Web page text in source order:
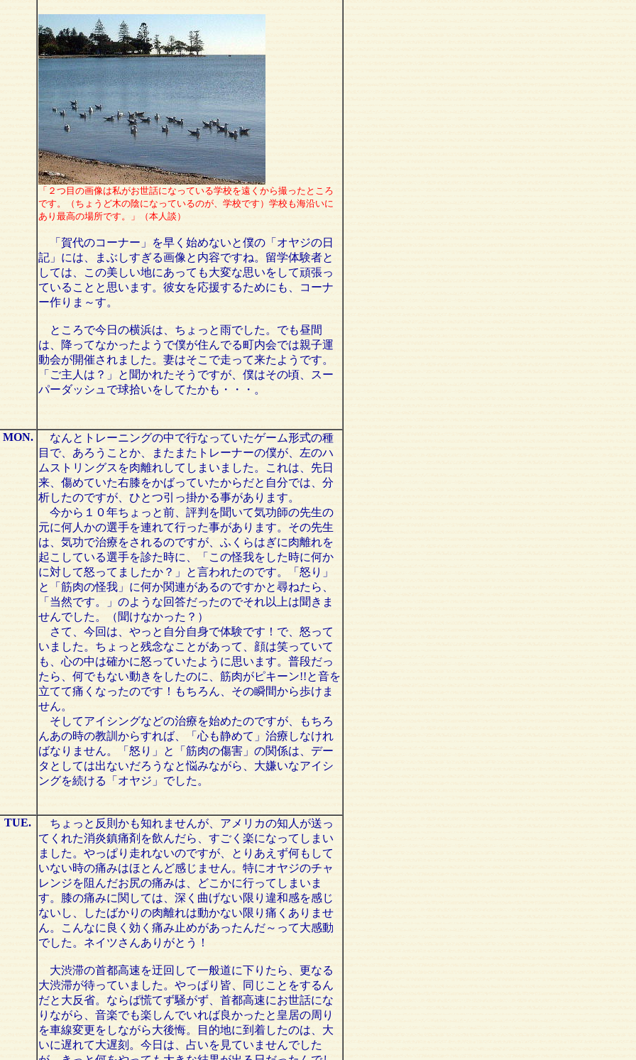
「２つ目の画像は私がお世話になっている学校を遠くから撮ったところ
です。（ちょうど木の陰になっているのが、学校です）学校も海沿いに
あり最高の場所です。」（本人談）
「賀代のコーナー」を早く始めないと僕の「オヤジの日
記」には、まぶしすぎる画像と内容ですね。留学体験者と
しては、この美しい地にあっても大変な思いをして頑張っ
ていることと思います。彼女を応援するためにも、コーナ
ー作りま～す。
ところで今日の横浜は、ちょっと雨でした。でも昼間
は、降ってなかったようで僕が住んでる町内会では親子運
動会が開催されました。妻はそこで走って来たようです。
「ご主人は？」と聞かれたそうですが、僕はその頃、スー
パーダッシュで球拾いをしてたかも・・・。
MON.
なんとトレーニングの中で行なっていたゲーム形式の種
目で、あろうことか、またまたトレーナーの僕が、左のハ
ムストリングスを肉離れしてしまいました。これは、先日
来、傷めていた右膝をかばっていたからだと自分では、分
析したのですが、ひとつ引っ掛かる事があります。
今から１０年ちょっと前、評判を聞いて気功師の先生の
元に何人かの選手を連れて行った事があります。その先生
は、気功で治療をされるのですが、ふくらはぎに肉離れを
起こしている選手を診た時に、「この怪我をした時に何か
に対して怒ってましたか？」と言われたのです。「怒り」
と「筋肉の怪我」に何か関連があるのですかと尋ねたら、
「当然です。」のような回答だったのでそれ以上は聞きま
せんでした。（聞けなかった？）
さて、今回は、やっと自分自身で体験です！で、怒って
いました。ちょっと残念なことがあって、顔は笑っていて
も、心の中は確かに怒っていたように思います。普段だっ
たら、何でもない動きをしたのに、筋肉がピキーン!!と音を
立てて痛くなったのです！もちろん、その瞬間から歩けま
せん。
そしてアイシングなどの治療を始めたのですが、もちろ
んあの時の教訓からすれば、「心も静めて」治療しなけれ
ばなりません。「怒り」と「筋肉の傷害」の関係は、デー
タとしては出ないだろうなと悩みながら、大嫌いなアイシ
ングを続ける「オヤジ」でした。
TUE.
ちょっと反則かも知れませんが、アメリカの知人が送っ
てくれた消炎鎮痛剤を飲んだら、すごく楽になってしまい
ました。やっぱり走れないのですが、とりあえず何もして
いない時の痛みはほとんど感じません。特にオヤジのチャ
レンジを阻んだお尻の痛みは、どこかに行ってしまいま
す。膝の痛みに関しては、深く曲げない限り違和感を感じ
ないし、したばかりの肉離れは動かない限り痛くありませ
ん。こんなに良く効く痛み止めがあったんだ～って大感動
でした。ネイツさんありがとう！
大渋滞の首都高速を迂回して一般道に下りたら、更なる
大渋滞が待っていました。やっぱり皆、同じことをするん
だと大反省。ならば慌てず騒がず、首都高速にお世話にな
りながら、音楽でも楽しんでいれば良かったと皇居の周り
を車線変更をしながら大後悔。目的地に到着したのは、大
いに遅れて大遅刻。今日は、占いを見ていませんでした